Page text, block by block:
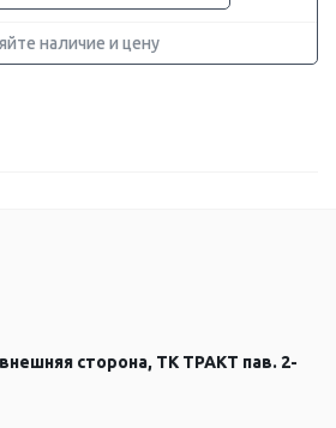
наличие и цену
сторона, ТК ТРАКТ пав. 2-